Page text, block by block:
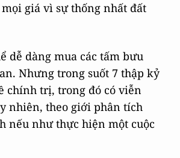
giá vì sự thống nhất đất
dễ dàng mua các tấm bưu
Nhưng trong suốt 7 thập kỷ
chính trị, trong đó có viễn
nhiên, theo giới phân tích
nếu như thực hiện một cuộc